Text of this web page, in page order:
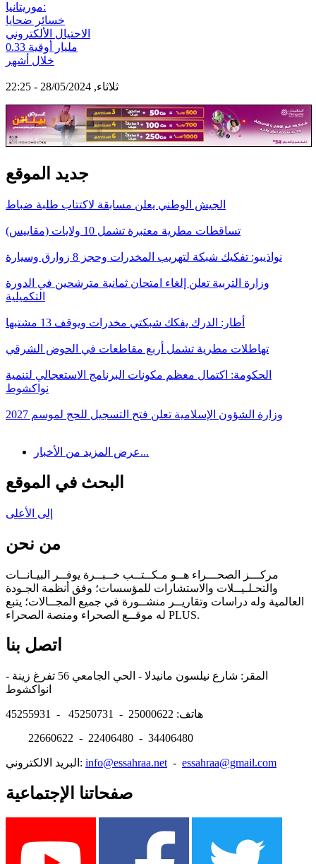
موريتانيا:
خسائر ضحايا
الاحتيال الألكتروني
0.33 مليار أوقية
خلال أشهر
ثلاثاء, 28/05/2024 - 22:25
جديد الموقع
الجيش الوطني يعلن مسابقة لاكتتاب طلبة ضباط
تساقطات مطرية معتبرة تشمل 10 ولايات (مقاييس)
نواذيبو: تفكيك شبكة لتهريب المخدرات وحجز 8 زوارق وسيارة
وزارة التربية تعلن إلغاء امتحان ثمانية مترشحين في الدورة
التكميلية
أطار: الدرك يفكك شبكتي مخدرات ويوقف 13 مشتبها
تهاطلات مطرية تشمل أربع مقاطعات في الحوض الشرقي
الحكومة: اكتمال معظم مكونات البرنامج الاستعجالي لتنمية
نواكشوط
وزارة الشؤون الإسلامية تعلن فتح التسجيل للحج لموسم 2027
عرض المزيد من الأخبار...
البحث في الموقع
إلى الأعلى
من نحن
مركـــز الصحـــراء هــو مـكــتــب خــبــرة يوفــر البيـانــات
والتحـلـيــلات والاستشارات للمؤسسات؛ وفق أنظمة الجـودة
العالمية وله دراسات وتقاريــر منشــورة في جميع المجــالات؛ يتبع
له موقــع الصحراء ومنصة الصحراء PLUS.
اتصل بنا
المقر: شارع نيلسون مانيدلا - الحي الجامعي 56 تفرغ زينة -
هاتف: 25000622 - 45250731 - 45255931
22660622 - 22406480 - 34406480
البريد الالكتروني: info@essahraa.net - essahraa@gmail.com
صفحاتنا الإجتماعية